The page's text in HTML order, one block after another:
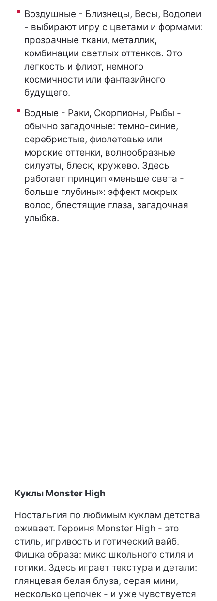
Воздушные - Близнецы, Весы, Водолеи
- выбирают игру с цветами и формами:
прозрачные ткани, металлик,
комбинации светлых оттенков. Это
легкость и флирт, немного
космичности или фантазийного
будущего.
Водные - Раки, Скорпионы, Рыбы -
обычно загадочные: темно-синие,
серебристые, фиолетовые или
морские оттенки, волнообразные
силуэты, блеск, кружево. Здесь
работает принцип «меньше света -
больше глубины»: эффект мокрых
волос, блестящие глаза, загадочная
улыбка.
Куклы Monster High
Ностальгия по любимым куклам детства
оживает. Героиня Monster High - это
стиль, игривость и готический вайб.
Фишка образа: микс школьного стиля и
готики. Здесь играет текстура и детали:
глянцевая белая блуза, серая мини,
несколько цепочек - и уже чувствуется